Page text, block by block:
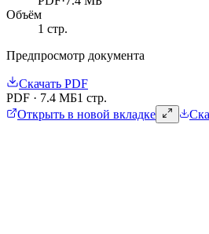
Объём
1 стр.
Предпросмотр документа
Скачать PDF
PDF · 7.4 МБ1 стр.
Открыть в новой вкладке